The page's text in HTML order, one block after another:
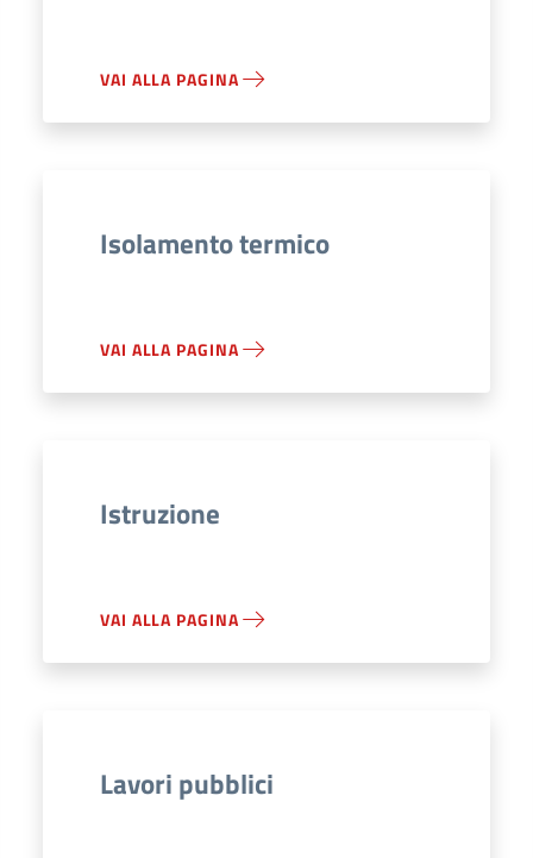
VAI ALLA PAGINA
Isolamento termico
VAI ALLA PAGINA
Istruzione
VAI ALLA PAGINA
Lavori pubblici